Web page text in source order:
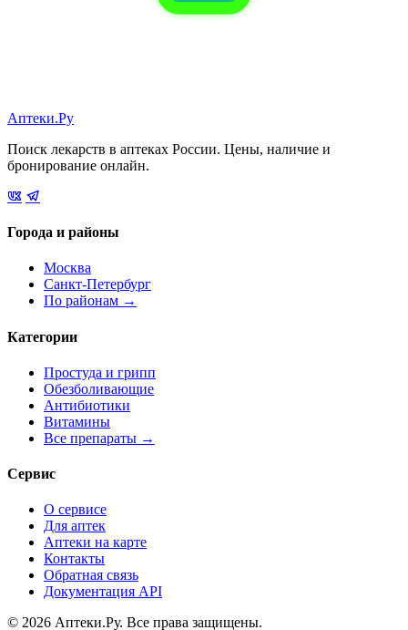
Аптеки.Ру
Поиск лекарств в аптеках России. Цены, наличие и
бронирование онлайн.
Города и районы
Москва
Санкт-Петербург
По районам →
Категории
Простуда и грипп
Обезболивающие
Антибиотики
Витамины
Все препараты →
Сервис
О сервисе
Для аптек
Аптеки на карте
Контакты
Обратная связь
Документация API
© 2026 Аптеки.Ру. Все права защищены.